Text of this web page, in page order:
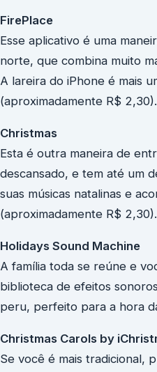
FirePlace
Esse aplicativo é uma
norte, que combina muito
A lareira do iPhone é mais
(aproximadamente R$ 2,30).
Christmas
Esta é outra maneira de
descansado, e tem até um
suas músicas natalinas e
(aproximadamente R$ 2,30).
Holidays Sound Machine
A família toda se reúne e
biblioteca de efeitos
peru, perfeito para a hora
Christmas Carols by
Se você é mais tradicional,